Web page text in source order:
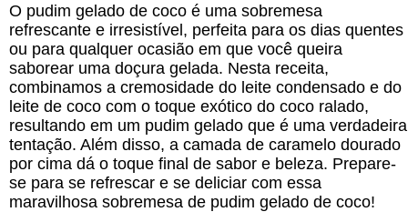
O pudim gelado de coco é uma sobremesa
refrescante e irresistível, perfeita para os dias quentes
ou para qualquer ocasião em que você queira
saborear uma doçura gelada. Nesta receita,
combinamos a cremosidade do leite condensado e do
leite de coco com o toque exótico do coco ralado,
resultando em um pudim gelado que é uma verdadeira
tentação. Além disso, a camada de caramelo dourado
por cima dá o toque final de sabor e beleza. Prepare-
se para se refrescar e se deliciar com essa
maravilhosa sobremesa de pudim gelado de coco!